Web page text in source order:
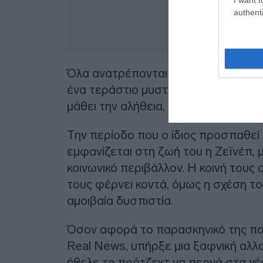
Όλα ανατρέπονται όταν
ένα τεράστιο μυστικό, την ύπαρξη
μάθει την αλήθεια, ένα σοβαρό
Την περίοδο που ο ίδιος
εμφανίζεται στη ζωή του η Ζεϊνέπ,
κοινωνικό περιβάλλον. Η κοινή
τους φέρνει κοντά, όμως η σχέση
αμοιβαία δυσπιστία.
Όσον αφορά το παρασκηνικό της
Real News, υπήρξε μια ξαφνική